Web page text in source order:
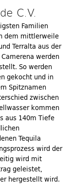
C.V.
Familien
dem mittlerweile
Terralta aus der
werden
So werden
gekocht und in
Spitznamen
zwischen
kommen
aus 140m Tiefe
Tequila
wird der
wird mit
geleistet,
hergestellt wird.